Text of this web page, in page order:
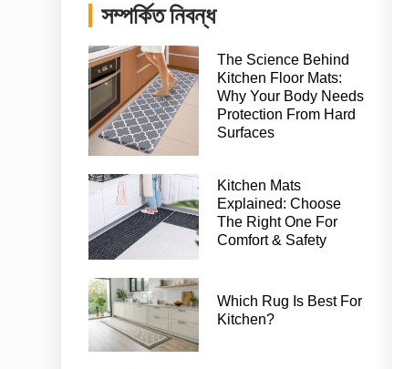
সম্পর্কিত নিবন্ধ
The Science Behind
Kitchen Floor Mats:
Why Your Body Needs
Protection From Hard
Surfaces
Kitchen Mats
Explained: Choose
The Right One For
Comfort & Safety
Which Rug Is Best For
Kitchen?